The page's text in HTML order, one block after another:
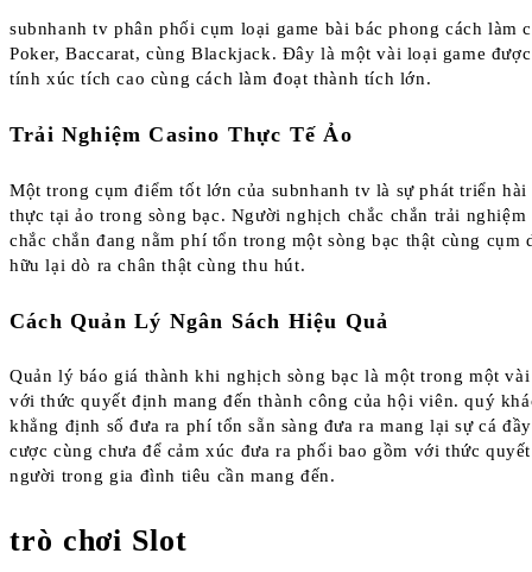
subnhanh tv phân phối cụm loại game bài bác phong cách làm
Poker, Baccarat, cùng Blackjack. Đây là một vài loại game
tính xúc tích cao cùng cách làm đoạt thành tích lớn.
Trải Nghiệm Casino Thực Tế Ảo
Một trong cụm điểm tốt lớn của subnhanh tv là sự phát triển
thực tại ảo trong sòng bạc. Người nghịch chắc chắn trải
chắc chắn đang nằm phí tổn trong một sòng bạc thật cùng cụm
hữu lại dò ra chân thật cùng thu hút.
Cách Quản Lý Ngân Sách Hiệu Quả
Quản lý báo giá thành khi nghịch sòng bạc là một trong một
với thức quyết định mang đến thành công của hội viên. quý
khẳng định số đưa ra phí tổn sẵn sàng đưa ra mang lại sự cá
cược cùng chưa để cảm xúc đưa ra phối bao gồm với thức
người trong gia đình tiêu cần mang đến.
trò chơi Slot